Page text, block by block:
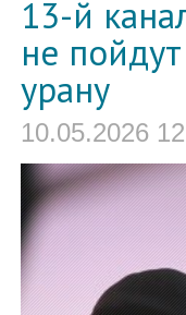
13-й
не
урану
10.05.2026